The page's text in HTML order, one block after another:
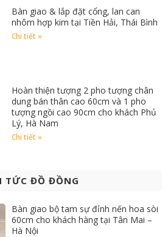
Bàn giao & lắp đặt cổng, lan can
nhôm hợp kim tại Tiền Hải, Thái Bình
Chi tiết »
Hoàn thiện tượng 2 pho tượng chân
dung bán thân cao 60cm và 1 pho
tượng ngồi cao 90cm cho khách Phủ
Lý, Hà Nam
Chi tiết »
TỨC ĐỒ ĐỒNG
Bàn giao bộ tam sự đỉnh nến hoa sòi
60cm cho khách hàng tại Tân Mai –
Hà Nội